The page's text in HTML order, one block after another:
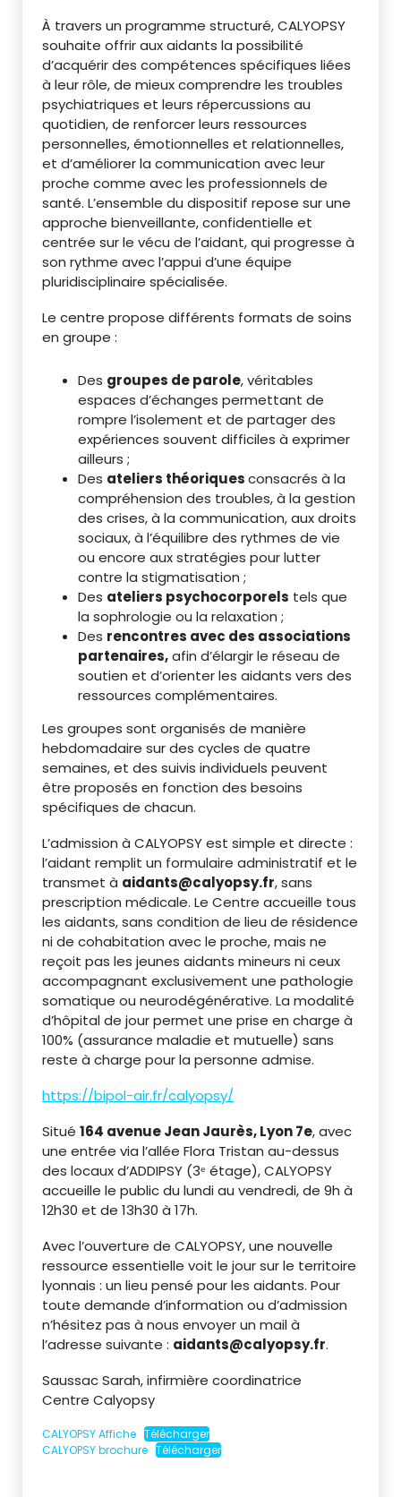
À travers un programme structuré, CALYOPSY
souhaite offrir aux aidants la possibilité
d’acquérir des compétences spécifiques liées
à leur rôle, de mieux comprendre les troubles
psychiatriques et leurs répercussions au
quotidien, de renforcer leurs ressources
personnelles, émotionnelles et relationnelles,
et d’améliorer la communication avec leur
proche comme avec les professionnels de
santé. L’ensemble du dispositif repose sur une
approche bienveillante, confidentielle et
centrée sur le vécu de l’aidant, qui progresse à
son rythme avec l’appui d’une équipe
pluridisciplinaire spécialisée.
Le centre propose différents formats de soins
en groupe :
Des groupes de parole, véritables
espaces d’échanges permettant de
rompre l’isolement et de partager des
expériences souvent difficiles à exprimer
ailleurs ;
Des ateliers théoriquesconsacrés à la
compréhension des troubles, à la gestion
des crises, à la communication, aux droits
sociaux, à l’équilibre des rythmes de vie
ou encore aux stratégies pour lutter
contre la stigmatisation ;
Des ateliers psychocorporels tels que
la sophrologie ou la relaxation ;
Des rencontres avec des associations
partenaires,afin d’élargir le réseau de
soutien et d’orienter les aidants vers des
ressources complémentaires.
Les groupes sont organisés de manière
hebdomadaire sur des cycles de quatre
semaines, et des suivis individuels peuvent
être proposés en fonction des besoins
spécifiques de chacun.
L’admission à CALYOPSY est simple et directe :
l’aidant remplit un formulaire administratif et le
transmet à aidants@calyopsy.fr, sans
prescription médicale. Le Centre accueille tous
les aidants, sans condition de lieu de résidence
ni de cohabitation avec le proche, mais ne
reçoit pas les jeunes aidants mineurs ni ceux
accompagnant exclusivement une pathologie
somatique ou neurodégénérative. La modalité
d’hôpital de jour permet une prise en charge à
100% (assurance maladie et mutuelle) sans
reste à charge pour la personne admise.
https://bipol-air.fr/calyopsy/
Situé 164 avenue Jean Jaurès, Lyon 7e, avec
une entrée via l’allée Flora Tristan au-dessus
des locaux d’ADDIPSY (3ᵉ étage), CALYOPSY
accueille le public du lundi au vendredi, de 9h à
12h30 et de 13h30 à 17h.
Avec l’ouverture de CALYOPSY, une nouvelle
ressource essentielle voit le jour sur le territoire
lyonnais : un lieu pensé pour les aidants. Pour
toute demande d’information ou d’admission
n’hésitez pas à nous envoyer un mail à
l’adresse suivante : aidants@calyopsy.fr.
Saussac Sarah, infirmière coordinatrice
Centre Calyopsy
CALYOPSY Affiche Télécharger
CALYOPSY brochure Télécharger